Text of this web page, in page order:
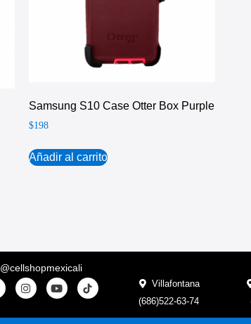
Samsung S10 Case Otter Box Purple
$198
Añadir al carrito
@cellshopmexicali
Villafontana
(686)522-63-74